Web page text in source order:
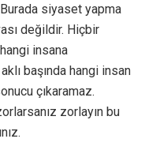
siyaset yapma
değildir. Hiçbir
insana
başında hangi insan
çıkaramaz.
zorlayın bu